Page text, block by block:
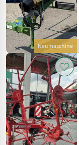
Neumaschine